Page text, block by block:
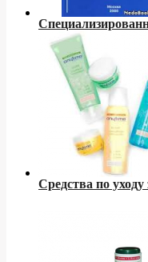
Средства по уходу